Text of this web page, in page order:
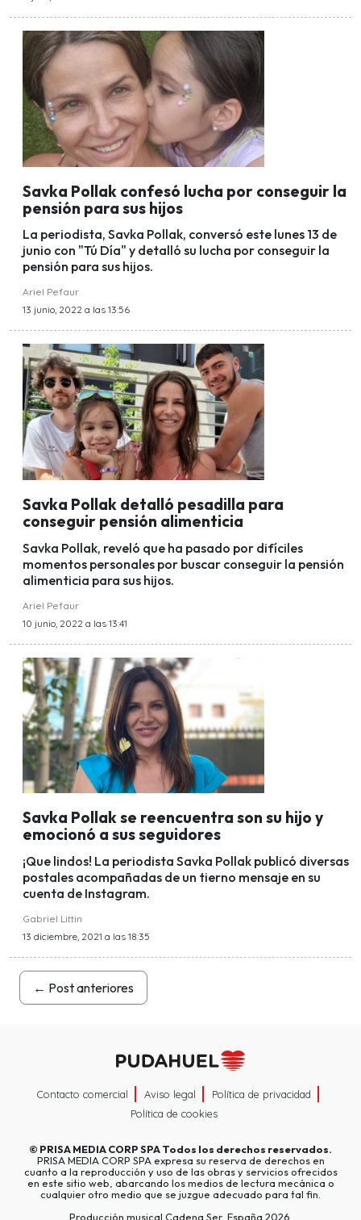
Savka Pollak confesó lucha por conseguir la
pensión para sus hijos
La periodista, Savka Pollak, conversó este lunes 13 de
junio con "Tú Día" y detalló su lucha por conseguir la
pensión para sus hijos.
Ariel Pefaur
13 junio, 2022 a las 13:56
Savka Pollak detalló pesadilla para
conseguir pensión alimenticia
Savka Pollak, reveló que ha pasado por difíciles
momentos personales por buscar conseguir la pensión
alimenticia para sus hijos.
Ariel Pefaur
10 junio, 2022 a las 13:41
Savka Pollak se reencuentra son su hijo y
emocionó a sus seguidores
¡Que lindos! La periodista Savka Pollak publicó diversas
postales acompañadas de un tierno mensaje en su
cuenta de Instagram.
Gabriel Littin
13 diciembre, 2021 a las 18:35
← Post anteriores
Contacto comercial Aviso legal
Política de privacidad
Política de cookies
© PRISA MEDIA CORP SPATodos los derechos reservados.
PRISA MEDIA CORP SPA expresa su reserva de derechos en
cuanto a la reproducción y uso de las obras y servicios ofrecidos
en este sitio web, abarcando los medios de lectura mecánica o
cualquier otro medio que se juzgue adecuado para tal fin.
Producción musical Cadena Ser, España 2026.